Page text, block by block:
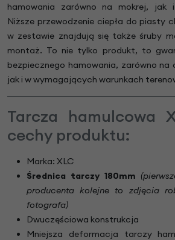
hamowania zarówno na mokrej, jak
Niższe przewodzenie ciepła do piasty
w zestawie znajdują się także śruby
montaż. To nie tylko produkt, to
bezpiecznego hamowania, zarówno na
jak i w wymagających warunkach
Tarcza hamulcowa
cechy produktu:
Marka: XLC
Średnica tarczy 180mm
producenta kolejne to zdjęcia
fotografa)
Dwuczęściowa konstrukcja
Mniejsza deformacja tarczy